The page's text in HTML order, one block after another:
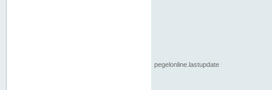
pegelonline.lastupdate